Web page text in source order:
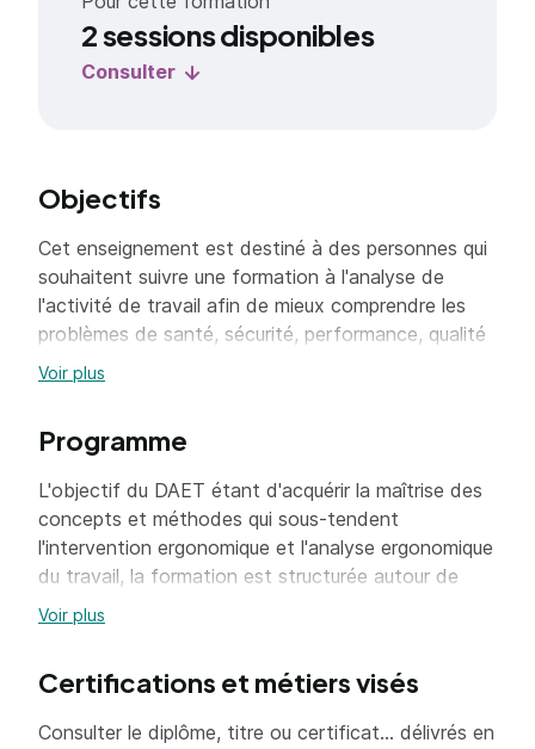
2 sessions disponibles
Consulter
Objectifs
Cet enseignement est destiné à des personnes qui
souhaitent suivre une formation à l'analyse de
l'activité de travail afin de mieux comprendre les
problèmes de santé, sécurité, performance, qualité
et conception des situations de travail au sein des
Il aborde les concepts de base, les méthodologies
et la trame de l'intervention d'une analyse
ergonomique du travail. Il permet aux étudiant.es de
saisir la spécificité de l'approche ergonomique du
travail dans les sciences du travail, de comprendre
l'importance d'analyser les déterminants de
saisir les difficultés des travailleur.ses. Il resitue les
approche holistique des systèmes de travail.
Voir plus
Programme
L'objectif du DAET étant d'acquérir la maîtrise des
concepts et méthodes qui sous-tendent
l'intervention ergonomique et l'analyse ergonomique
du travail, la formation est structurée autour de
deux 2 axes :
l'introduction à l'ergonomie
Elle donne des clés pour comprendre le contexte
Voir plus
Certifications et métiers visés
Consulter le diplôme, titre ou certificat... délivrés en